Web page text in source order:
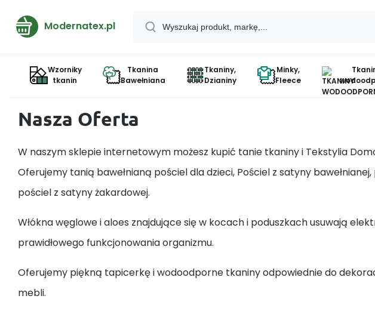
Modernatex.pl
Wzorniky
tkanin
Tkanina
Bawełniana
Tkaniny,
Dzianiny
Minky,
Fleece
Nasza Oferta
W naszym sklepie internetowym możesz kupić tanie tkaniny i Tekstylia
Oferujemy tanią bawełnianą pościel dla dzieci, Pościel z satyny
pościel z satyny żakardowej.
Włókna węglowe i aloes znajdujące się w kocach i poduszkach usuwają
prawidłowego funkcjonowania organizmu.
Oferujemy piękną tapicerkę i wodoodporne tkaniny odpowiednie do
mebli.